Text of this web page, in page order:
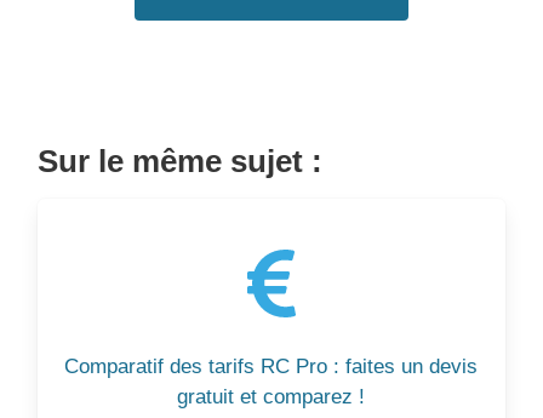
Sur le même sujet :
Comparatif des tarifs RC Pro : faites un devis
gratuit et comparez !